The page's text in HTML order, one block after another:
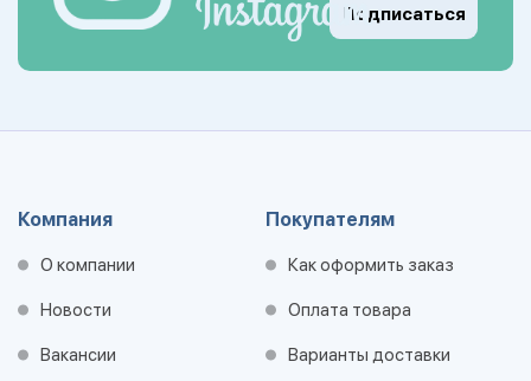
Подписаться
Компания
О компании
Новости
Вакансии
Покупателям
Как оформить заказ
Оплата товара
Варианты доставки